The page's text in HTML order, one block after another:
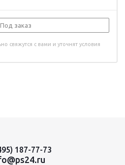
Под заказ
свяжутся с вами и уточнят условия
187-77-73